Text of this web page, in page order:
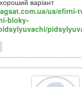
ua/efirni-
bloky-